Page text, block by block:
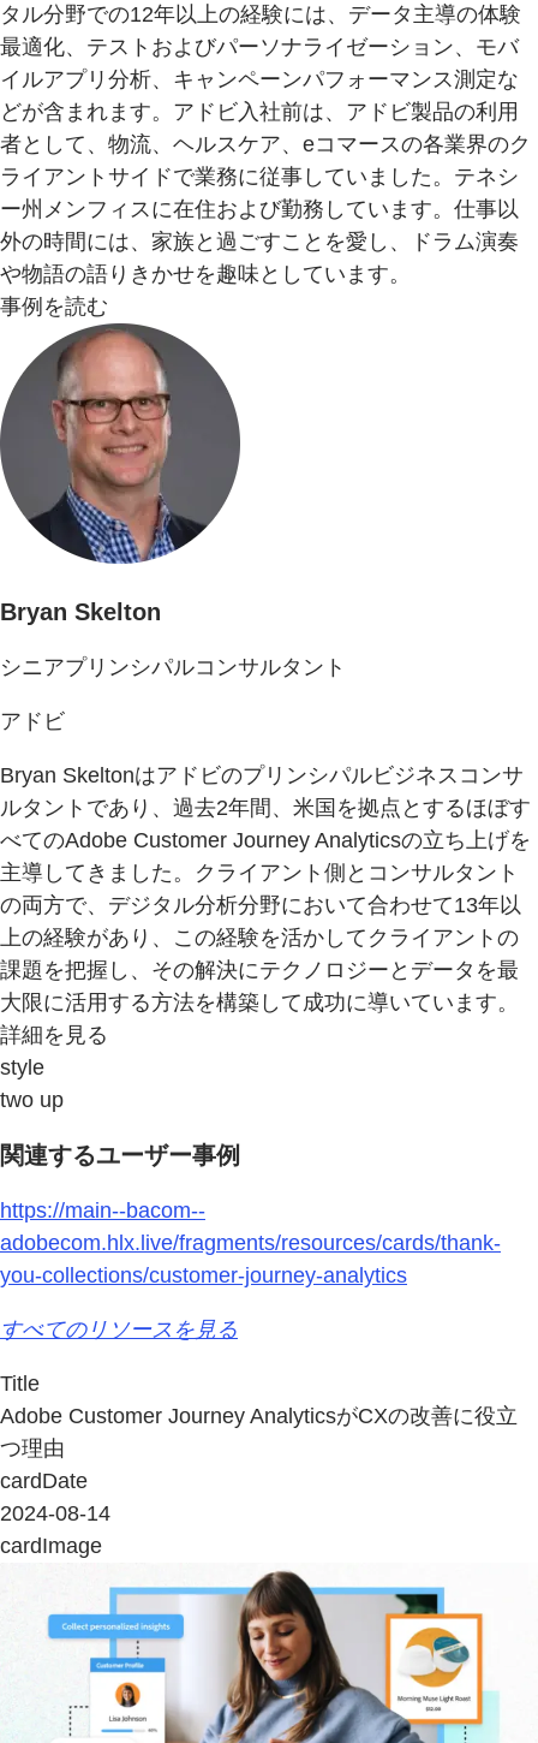
タル分野での12年以上の経験には、データ主導の体験
最適化、テストおよびパーソナライゼーション、モバ
イルアプリ分析、キャンペーンパフォーマンス測定な
どが含まれます。アドビ入社前は、アドビ製品の利用
者として、物流、ヘルスケア、eコマースの各業界のク
ライアントサイドで業務に従事していました。テネシ
ー州メンフィスに在住および勤務しています。仕事以
外の時間には、家族と過ごすことを愛し、ドラム演奏
や物語の語りきかせを趣味としています。
事例を読む
Bryan Skelton
シニアプリンシパルコンサルタント
アドビ
Bryan Skeltonはアドビのプリンシパルビジネスコンサ
ルタントであり、過去2年間、米国を拠点とするほぼす
べてのAdobe Customer Journey Analyticsの立ち上げを
主導してきました。クライアント側とコンサルタント
の両方で、デジタル分析分野において合わせて13年以
上の経験があり、この経験を活かしてクライアントの
課題を把握し、その解決にテクノロジーとデータを最
大限に活用する方法を構築して成功に導いています。
詳細を見る
style
two up
関連するユーザー事例
https://main--bacom--
adobecom.hlx.live/fragments/resources/cards/thank-
you-collections/customer-journey-analytics
すべてのリソースを見る
Title
Adobe Customer Journey AnalyticsがCXの改善に役立
つ理由
cardDate
2024-08-14
cardImage